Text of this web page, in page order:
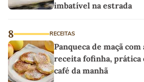
imbatível na estrada
8 RECEITAS
Panqueca de maçã
receita fofinha,
café da manhã